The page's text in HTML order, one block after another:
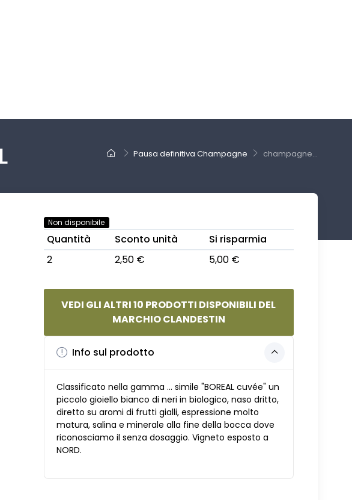
Pausa definitiva Champagne champagne...
Non disponibile
Quantità Sconto unità
Si risparmia
2
2,50 € 5,00 €
VEDI GLI ALTRI 10 PRODOTTI DISPONIBILI DEL
MARCHIO CLANDESTIN
Info sul prodotto
Classificato nella gamma ... simile "BOREAL cuvée" un
piccolo gioiello bianco di neri in biologico, naso dritto,
diretto su aromi di frutti gialli, espressione molto
matura, salina e minerale alla fine della bocca dove
riconosciamo il senza dosaggio. Vigneto esposto a
NORD.